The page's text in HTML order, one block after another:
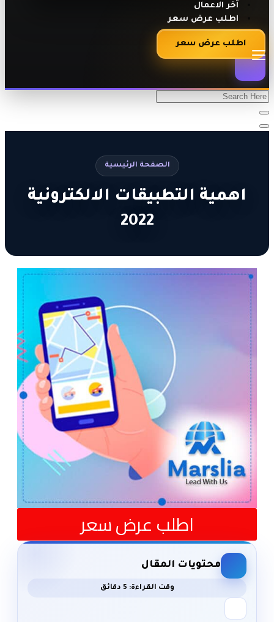
آخر الاعمال
اطلب عرض سعر
اطلب عرض سعر
الصفحة الرئيسية
اهمية التطبيقات الالكترونية
2022
اطلب عرض سعر
محتويات المقال
وقت القراءة: 5 دقائق